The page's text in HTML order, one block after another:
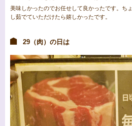
美味しかったのでお任せして良かったです。ち
し茹でていただけたら嬉しかったです。
29（肉）の日は